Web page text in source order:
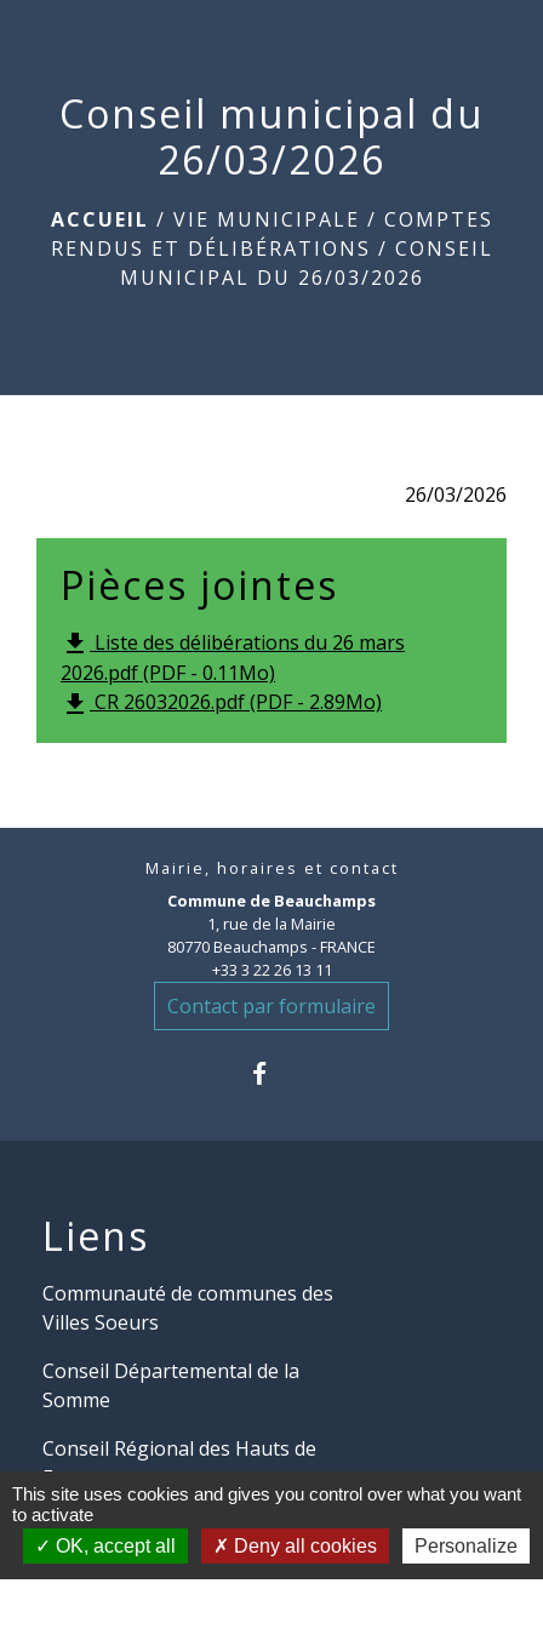
Beauchamps
Conseil municipal du
26/03/2026
ACCUEIL / VIE MUNICIPALE / COMPTES
RENDUS ET DÉLIBÉRATIONS / CONSEIL
MUNICIPAL DU 26/03/2026
26/03/2026
Pièces jointes
file_download Liste des délibérations du 26 mars
2026.pdf (PDF - 0.11Mo)
file_download CR 26032026.pdf (PDF - 2.89Mo)
Mairie, horaires et contact
Commune de Beauchamps
1, rue de la Mairie
80770 Beauchamps - FRANCE
+33 3 22 26 13 11
Contact par formulaire
Liens
Communauté de communes des
Villes Soeurs
Conseil Départemental de la
Somme
Conseil Régional des Hauts de
France
Mentions légales - Politique de confidentialité -
Accessibilité - Plan du site - Gestion des cookies
This site uses cookies and gives you control over what you want
to activate
OK, accept all
Deny all cookies Personalize